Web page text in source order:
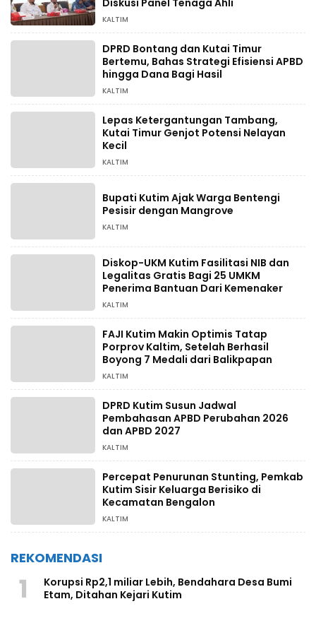
Diskusi Panel Tenaga Ahli
KALTIM
DPRD Bontang dan Kutai Timur
Bertemu, Bahas Strategi Efisiensi APBD
hingga Dana Bagi Hasil
KALTIM
Lepas Ketergantungan Tambang,
Kutai Timur Genjot Potensi Nelayan
Kecil
KALTIM
Bupati Kutim Ajak Warga Bentengi
Pesisir dengan Mangrove
KALTIM
Diskop-UKM Kutim Fasilitasi NIB dan
Legalitas Gratis Bagi 25 UMKM
Penerima Bantuan Dari Kemenaker
KALTIM
FAJI Kutim Makin Optimis Tatap
Porprov Kaltim, Setelah Berhasil
Boyong 7 Medali dari Balikpapan
KALTIM
DPRD Kutim Susun Jadwal
Pembahasan APBD Perubahan 2026
dan APBD 2027
KALTIM
Percepat Penurunan Stunting, Pemkab
Kutim Sisir Keluarga Berisiko di
Kecamatan Bengalon
KALTIM
REKOMENDASI
1
Korupsi Rp2,1 miliar Lebih, Bendahara Desa Bumi
Etam, Ditahan Kejari Kutim